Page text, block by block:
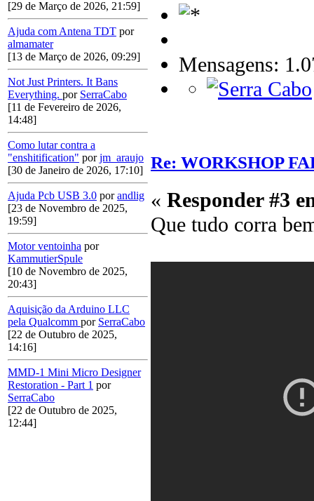
[29 de Março de 2026, 21:59]
Ajuda com Antena TDT por
almamater
[13 de Março de 2026, 09:29]
Not Just Printers. It Bans
Everything. por SerraCabo
[11 de Fevereiro de 2026,
14:48]
Como lutar contra a
"enshitification" porjm_araujo
[30 de Janeiro de 2026, 17:10]
Ajuda Pcb USB 3.0 porandlig
[23 de Novembro de 2025,
19:59]
Motor ventoinha por
KammutierSpule
[10 de Novembro de 2025,
20:43]
Aquisição da Arduino LLC
pela Qualcomm por SerraCabo
[22 de Outubro de 2025,
14:16]
MMD-1 Mini Micro Designer
Restoration - Part 1 por
SerraCabo
[22 de Outubro de 2025,
12:44]
Mensagens:
Re: WORKSHOP
« Responder #3
Que tudo corra